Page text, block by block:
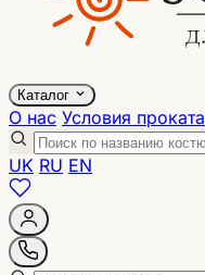
Каталог
О нас Условия проката
UK RU EN